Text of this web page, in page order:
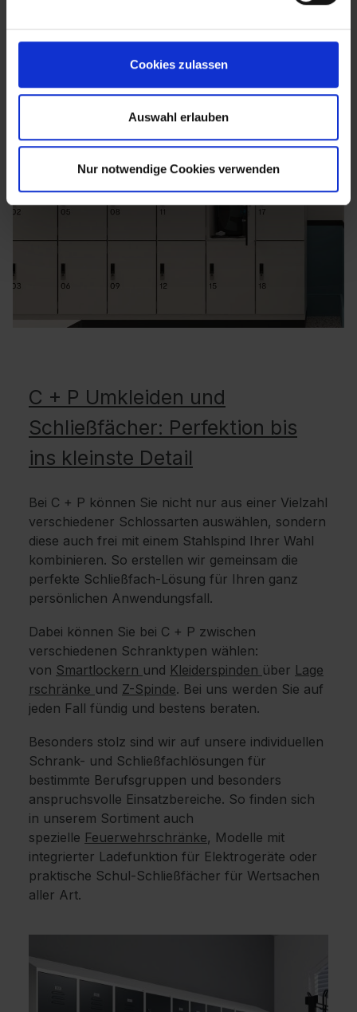
Cookies zulassen
Auswahl erlauben
Nur notwendige Cookies verwenden
C + P Umkleiden und
Schließfächer: Perfektion bis
ins kleinste Detail
Bei C + P können Sie nicht nur aus einer Vielzahl
verschiedener Schlossarten auswählen, sondern
diese auch frei mit einem Stahlspind Ihrer Wahl
kombinieren. So erstellen wir gemeinsam die
perfekte Schließfach-Lösung für Ihren ganz
persönlichen Anwendungsfall.
Dabei können Sie bei C + P zwischen
verschiedenen Schranktypen wählen:
von Smartlockern und Kleiderspinden über Lage
rschränke und Z-Spinde. Bei uns werden Sie auf
jeden Fall fündig und bestens beraten.
Besonders stolz sind wir auf unsere individuellen
Schrank- und Schließfachlösungen für
bestimmte Berufsgruppen und besonders
anspruchsvolle Einsatzbereiche. So finden sich
in unserem Sortiment auch
spezielle Feuerwehrschränke, Modelle mit
integrierter Ladefunktion für Elektrogeräte oder
praktische Schul-Schließfächer für Wertsachen
aller Art.